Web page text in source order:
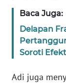
Baca Juga:
Delapan
Soroti
Adi juga
REDAKSI
KARIR